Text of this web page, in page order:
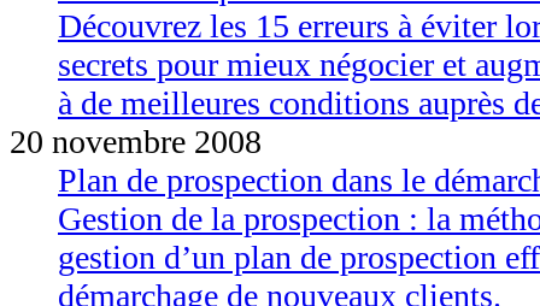
Découvrez les 15 erreurs à éviter
secrets pour mieux négocier et
à de meilleures conditions auprès
20 novembre 2008
Plan de prospection dans le
Gestion de la prospection : la
gestion d’un plan de prospection
démarchage de nouveaux clients.